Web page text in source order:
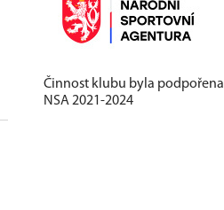
Činnost klubu byla podpořena
NSA 2021-2024